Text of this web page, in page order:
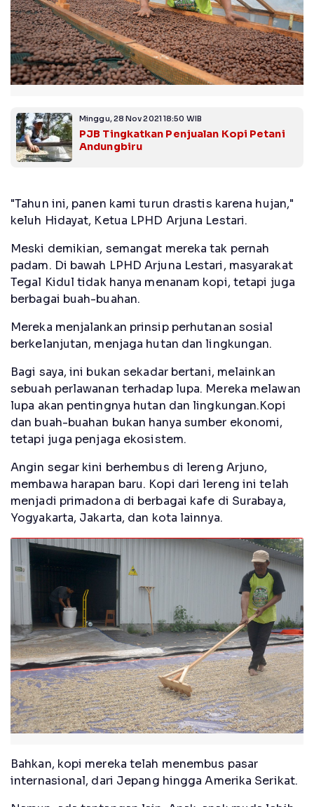
Minggu, 28 Nov 2021 18:50 WIB
PJB Tingkatkan Penjualan Kopi Petani
Andungbiru
"Tahun ini, panen kami turun drastis karena hujan,"
keluh Hidayat, Ketua LPHD Arjuna Lestari.
Meski demikian, semangat mereka tak pernah
padam. Di bawah LPHD Arjuna Lestari, masyarakat
Tegal Kidul tidak hanya menanam kopi, tetapi juga
berbagai buah-buahan.
Mereka menjalankan prinsip perhutanan sosial
berkelanjutan, menjaga hutan dan lingkungan.
Bagi saya, ini bukan sekadar bertani, melainkan
sebuah perlawanan terhadap lupa. Mereka melawan
lupa akan pentingnya hutan dan lingkungan.Kopi
dan buah-buahan bukan hanya sumber ekonomi,
tetapi juga penjaga ekosistem.
Angin segar kini berhembus di lereng Arjuno,
membawa harapan baru. Kopi dari lereng ini telah
menjadi primadona di berbagai kafe di Surabaya,
Yogyakarta, Jakarta, dan kota lainnya.
Bahkan, kopi mereka telah menembus pasar
internasional, dari Jepang hingga Amerika Serikat.